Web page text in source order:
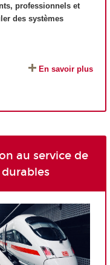
professionnels et
des systèmes
En savoir plus
au service de